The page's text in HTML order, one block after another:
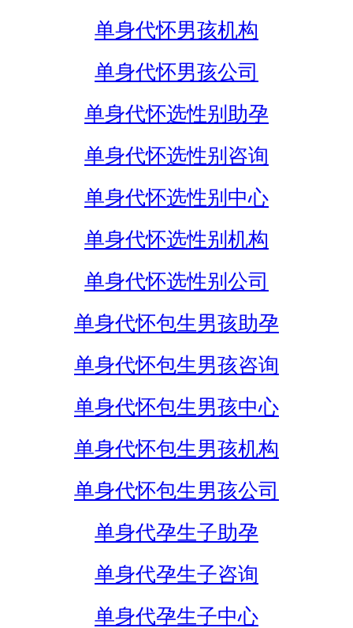
单身代怀男孩机构
单身代怀男孩公司
单身代怀选性别助孕
单身代怀选性别咨询
单身代怀选性别中心
单身代怀选性别机构
单身代怀选性别公司
单身代怀包生男孩助孕
单身代怀包生男孩咨询
单身代怀包生男孩中心
单身代怀包生男孩机构
单身代怀包生男孩公司
单身代孕生子助孕
单身代孕生子咨询
单身代孕生子中心